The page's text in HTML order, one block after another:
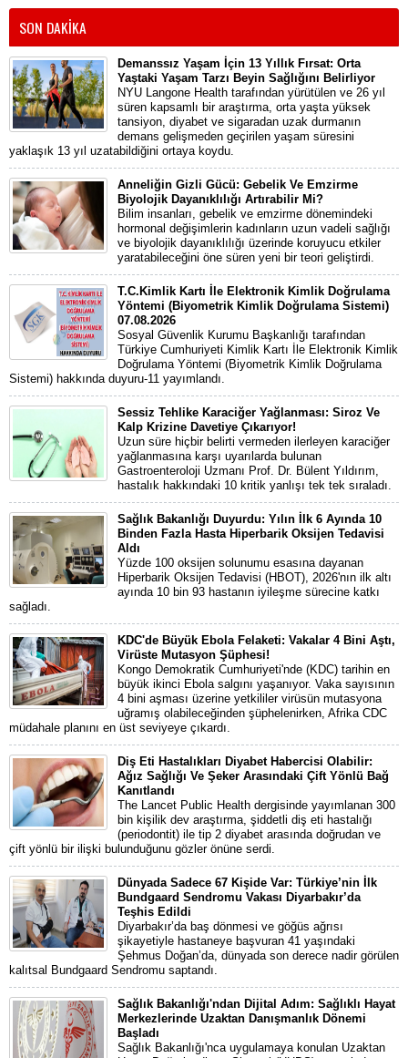
SON DAKİKA
Demanssız Yaşam İçin 13 Yıllık Fırsat: Orta
Yaştaki Yaşam Tarzı Beyin Sağlığını Belirliyor
NYU Langone Health tarafından yürütülen ve 26 yıl
süren kapsamlı bir araştırma, orta yaşta yüksek
tansiyon, diyabet ve sigaradan uzak durmanın
demans gelişmeden geçirilen yaşam süresini
yaklaşık 13 yıl uzatabildiğini ortaya koydu.
Anneliğin Gizli Gücü: Gebelik Ve Emzirme
Biyolojik Dayanıklılığı Artırabilir Mi?
Bilim insanları, gebelik ve emzirme dönemindeki
hormonal değişimlerin kadınların uzun vadeli sağlığı
ve biyolojik dayanıklılığı üzerinde koruyucu etkiler
yaratabileceğini öne süren yeni bir teori geliştirdi.
T.C.Kimlik Kartı İle Elektronik Kimlik Doğrulama
Yöntemi (Biyometrik Kimlik Doğrulama Sistemi)
07.08.2026
Sosyal Güvenlik Kurumu Başkanlığı tarafından
Türkiye Cumhuriyeti Kimlik Kartı İle Elektronik Kimlik
Doğrulama Yöntemi (Biyometrik Kimlik Doğrulama
Sistemi) hakkında duyuru-11 yayımlandı.
Sessiz Tehlike Karaciğer Yağlanması: Siroz Ve
Kalp Krizine Davetiye Çıkarıyor!
Uzun süre hiçbir belirti vermeden ilerleyen karaciğer
yağlanmasına karşı uyarılarda bulunan
Gastroenteroloji Uzmanı Prof. Dr. Bülent Yıldırım,
hastalık hakkındaki 10 kritik yanlışı tek tek sıraladı.
Sağlık Bakanlığı Duyurdu: Yılın İlk 6 Ayında 10
Binden Fazla Hasta Hiperbarik Oksijen Tedavisi
Aldı
Yüzde 100 oksijen solunumu esasına dayanan
Hiperbarik Oksijen Tedavisi (HBOT), 2026'nın ilk altı
ayında 10 bin 93 hastanın iyileşme sürecine katkı
sağladı.
KDC'de Büyük Ebola Felaketi: Vakalar 4 Bini Aştı,
Virüste Mutasyon Şüphesi!
Kongo Demokratik Cumhuriyeti'nde (KDC) tarihin en
büyük ikinci Ebola salgını yaşanıyor. Vaka sayısının
4 bini aşması üzerine yetkililer virüsün mutasyona
uğramış olabileceğinden şüphelenirken, Afrika CDC
müdahale planını en üst seviyeye çıkardı.
Diş Eti Hastalıkları Diyabet Habercisi Olabilir:
Ağız Sağlığı Ve Şeker Arasındaki Çift Yönlü Bağ
Kanıtlandı
The Lancet Public Health dergisinde yayımlanan 300
bin kişilik dev araştırma, şiddetli diş eti hastalığı
(periodontit) ile tip 2 diyabet arasında doğrudan ve
çift yönlü bir ilişki bulunduğunu gözler önüne serdi.
Dünyada Sadece 67 Kişide Var: Türkiye’nin İlk
Bundgaard Sendromu Vakası Diyarbakır’da
Teşhis Edildi
Diyarbakır’da baş dönmesi ve göğüs ağrısı
şikayetiyle hastaneye başvuran 41 yaşındaki
Şehmus Doğan’da, dünyada son derece nadir görülen
kalıtsal Bundgaard Sendromu saptandı.
Sağlık Bakanlığı'ndan Dijital Adım: Sağlıklı Hayat
Merkezlerinde Uzaktan Danışmanlık Dönemi
Başladı
Sağlık Bakanlığı'nca uygulamaya konulan Uzaktan